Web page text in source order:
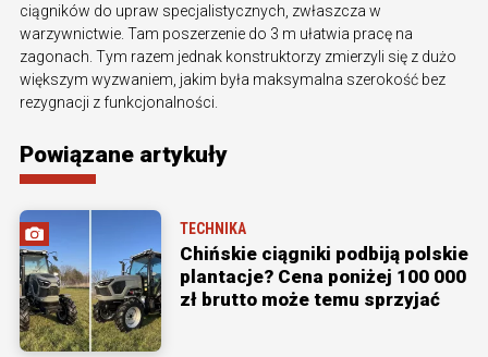
ciągników do upraw specjalistycznych, zwłaszcza w
warzywnictwie. Tam poszerzenie do 3 m ułatwia pracę na
zagonach. Tym razem jednak konstruktorzy zmierzyli się z dużo
większym wyzwaniem, jakim była maksymalna szerokość bez
rezygnacji z funkcjonalności.
Powiązane artykuły
TECHNIKA
Chińskie ciągniki podbiją polskie
plantacje? Cena poniżej 100 000
zł brutto może temu sprzyjać